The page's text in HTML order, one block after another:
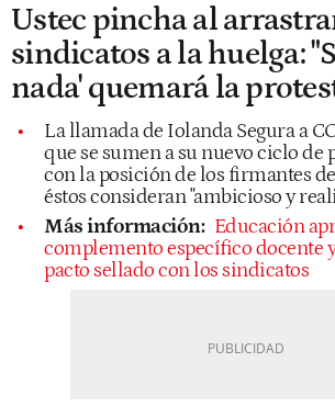
Ustec pincha al
sindicatos a la huelga:
nada' quemará la
La llamada de Iolanda Segura a
que se sumen a su nuevo ciclo de
con la posición de los firmantes
éstos consideran "ambicioso y
Más información: Educación
complemento específico docente
pacto sellado con los sindicatos